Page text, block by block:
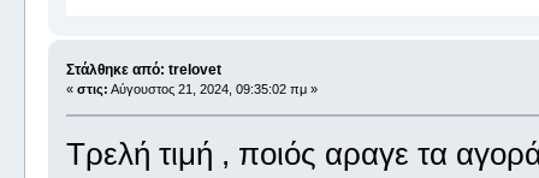
Στάλθηκε από: trelovet
« στις: Αύγουστος 21, 2024, 09:35:02 πμ »
Τρελή τιμή , ποιός αραγε τα